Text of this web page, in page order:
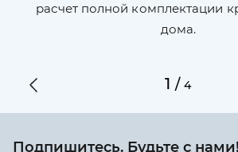
расчет полной комплектации
дома.
1 /4
Подпишитесь. Будьте с нами!